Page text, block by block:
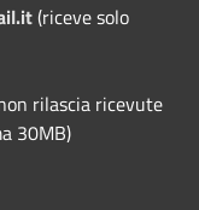
(riceve solo
rilascia ricevute
30MB)